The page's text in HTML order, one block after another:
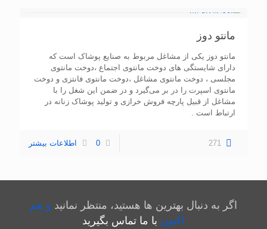
مانتو دوز
مانتو دوز یکی از مشاغل مربوط به صنایع پوشاک است که
دارای شایستگی های دوخت مانتوی اجتماع ،دوخت مانتوی
مجلسی ، دوخت مانتوی مشاغل ،دوخت مانتوی فانتزی و دوخت
مانتوی اسپرت را در بر می‌گیرد و در ضمن این شغل را با
مشاغل از قبیل پارچه فروش خرازی و تولید پوشاک زنانه در
ارتباط است .
271
0 اطلاعات بیشتر
اگر به دنبال بهترین ها هستید، منتظر نمانید و هم
اکنون با ما تماس بگیرید